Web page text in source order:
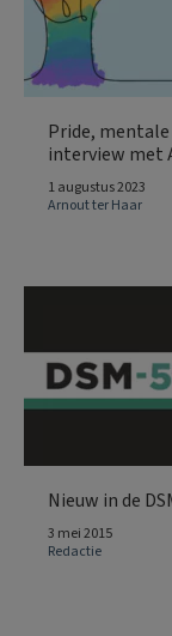
Pride,
interview met
1 augustus 2023
Arnout ter Haar
Nieuw in de
3 mei 2015
Redactie